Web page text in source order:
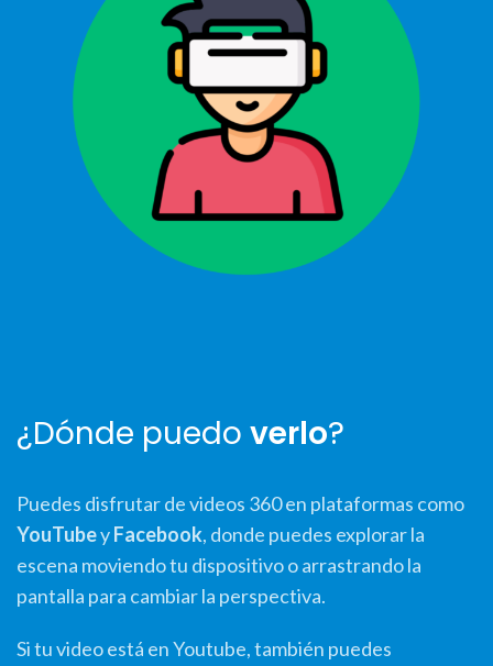
¿Dónde puedo verlo?
Puedes disfrutar de videos 360 en plataformas como
YouTubeyFacebook, donde puedes explorar la
escena moviendo tu dispositivo o arrastrando la
pantalla para cambiar la perspectiva.
Si tu video está en Youtube, también puedes